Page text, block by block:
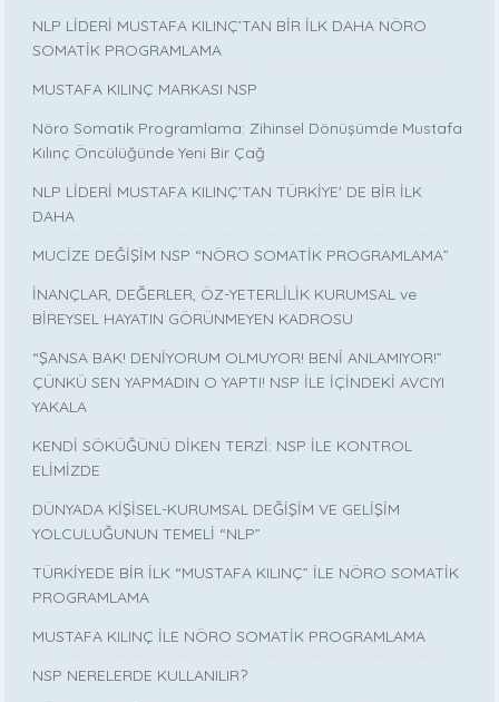
NLP LİDERİ MUSTAFA KILINÇ’TAN BİR İLK DAHA NÖRO
SOMATİK PROGRAMLAMA
MUSTAFA KILINÇ MARKASI NSP
Nöro Somatik Programlama: Zihinsel Dönüşümde Mustafa
Kılınç Öncülüğünde Yeni Bir Çağ
NLP LİDERİ MUSTAFA KILINÇ'TAN TÜRKİYE' DE BİR İLK
DAHA
MUCİZE DEĞİŞİM NSP “NÖRO SOMATİK PROGRAMLAMA”
İNANÇLAR, DEĞERLER, ÖZ-YETERLİLİK KURUMSAL ve
BİREYSEL HAYATIN GÖRÜNMEYEN KADROSU
“ŞANSA BAK! DENİYORUM OLMUYOR! BENİ ANLAMIYOR!”
ÇÜNKÜ SEN YAPMADIN O YAPTI! NSP İLE İÇİNDEKİ AVCIYI
YAKALA
KENDİ SÖKÜĞÜNÜ DİKEN TERZİ: NSP İLE KONTROL
ELİMİZDE
DÜNYADA KİŞİSEL-KURUMSAL DEĞİŞİM VE GELİŞİM
YOLCULUĞUNUN TEMELİ “NLP”
TÜRKİYEDE BİR İLK “MUSTAFA KILINÇ” İLE NÖRO SOMATİK
PROGRAMLAMA
MUSTAFA KILINÇ İLE NÖRO SOMATİK PROGRAMLAMA
NSP NERELERDE KULLANILIR?